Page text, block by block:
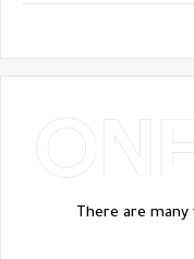
There are